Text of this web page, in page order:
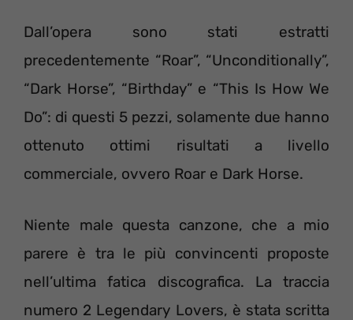
Dall’opera sono stati estratti
precedentemente “Roar”, “Unconditionally”,
“Dark Horse”, “Birthday” e “This Is How We
Do”: di questi 5 pezzi, solamente due hanno
ottenuto ottimi risultati a livello
commerciale, ovvero Roar e Dark Horse.
Niente male questa canzone, che a mio
parere è tra le più convincenti proposte
nell’ultima fatica discografica. La traccia
numero 2 Legendary Lovers, è stata scritta